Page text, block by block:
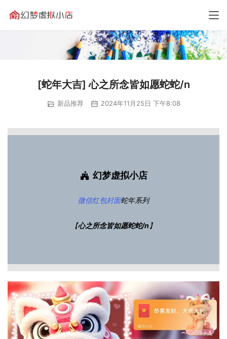
[蛇年大吉] 心之所念皆如愿蛇蛇/n
新品推荐 2024年11月25日 下午8:08
幻梦虚拟小店
微信红包封面蛇年系列
【心之所念皆如愿蛇蛇/n 】